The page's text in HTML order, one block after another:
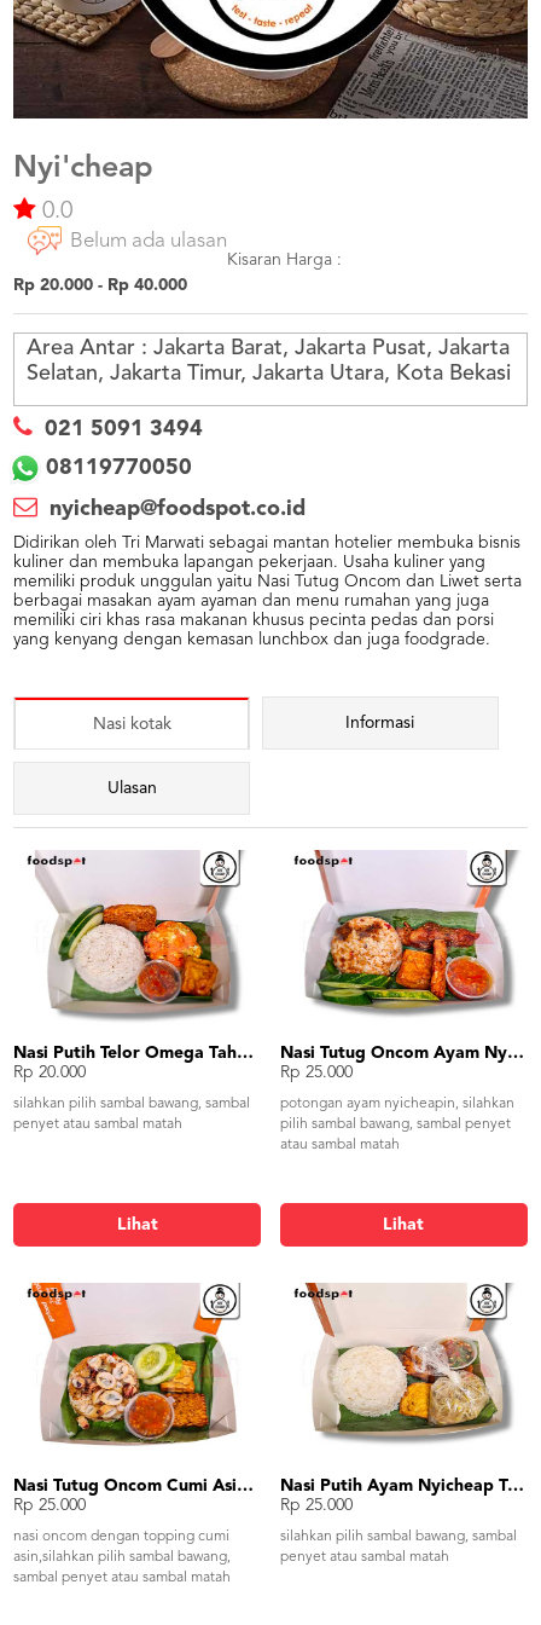
US
CATERERS
TERMS
CONDITIONS
CALL
CENTER
021
5091
3494
Nyi'cheap
0.0
Belum ada ulasan
Kisaran Harga :
Rp 20.000 - Rp 40.000
Area Antar : Jakarta Barat, Jakarta Pusat, Jakarta
Selatan, Jakarta Timur, Jakarta Utara, Kota Bekasi
021 5091 3494
08119770050
nyicheap@foodspot.co.id
Didirikan oleh Tri Marwati sebagai mantan hotelier membuka bisnis
kuliner dan membuka lapangan pekerjaan. Usaha kuliner yang
memiliki produk unggulan yaitu Nasi Tutug Oncom dan Liwet serta
berbagai masakan ayam ayaman dan menu rumahan yang juga
memiliki ciri khas rasa makanan khusus pecinta pedas dan porsi
yang kenyang dengan kemasan lunchbox dan juga foodgrade.
Nasi kotak Informasi
Ulasan
Nasi Putih Telor Omega Tahu Tempe
Rp 20.000
silahkan pilih sambal bawang, sambal
penyet atau sambal matah
Lihat
Nasi Tutug Oncom Ayam Nyicheapin Tahu Tempe
Rp 25.000
potongan ayam nyicheapin, silahkan
pilih sambal bawang, sambal penyet
atau sambal matah
Lihat
Nasi Tutug Oncom Cumi Asin Tahu Tempe
Rp 25.000
nasi oncom dengan topping cumi
asin,silahkan pilih sambal bawang,
sambal penyet atau sambal matah
Nasi Putih Ayam Nyicheap Tumis Tauge Tahu Tempe
Rp 25.000
silahkan pilih sambal bawang, sambal
penyet atau sambal matah